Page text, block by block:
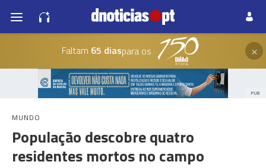
Faltam 65 diaspara os ×
PUB
MUNDO
População descobre quatro
residentes mortos no campo